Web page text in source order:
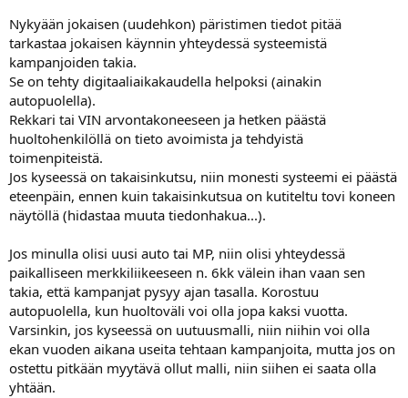
Nykyään jokaisen (uudehkon) päristimen tiedot pitää
tarkastaa jokaisen käynnin yhteydessä systeemistä
kampanjoiden takia.
Se on tehty digitaaliaikakaudella helpoksi (ainakin
autopuolella).
Rekkari tai VIN arvontakoneeseen ja hetken päästä
huoltohenkilöllä on tieto avoimista ja tehdyistä
toimenpiteistä.
Jos kyseessä on takaisinkutsu, niin monesti systeemi ei päästä
eteenpäin, ennen kuin takaisinkutsua on kutiteltu tovi koneen
näytöllä (hidastaa muuta tiedonhakua...).
Jos minulla olisi uusi auto tai MP, niin olisi yhteydessä
paikalliseen merkkiliikeeseen n. 6kk välein ihan vaan sen
takia, että kampanjat pysyy ajan tasalla. Korostuu
autopuolella, kun huoltoväli voi olla jopa kaksi vuotta.
Varsinkin, jos kyseessä on uutuusmalli, niin niihin voi olla
ekan vuoden aikana useita tehtaan kampanjoita, mutta jos on
ostettu pitkään myytävä ollut malli, niin siihen ei saata olla
yhtään.